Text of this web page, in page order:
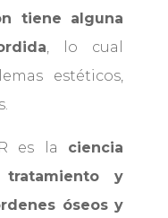
tiene alguna
, lo cual
estéticos,
es la ciencia
y
óseos y